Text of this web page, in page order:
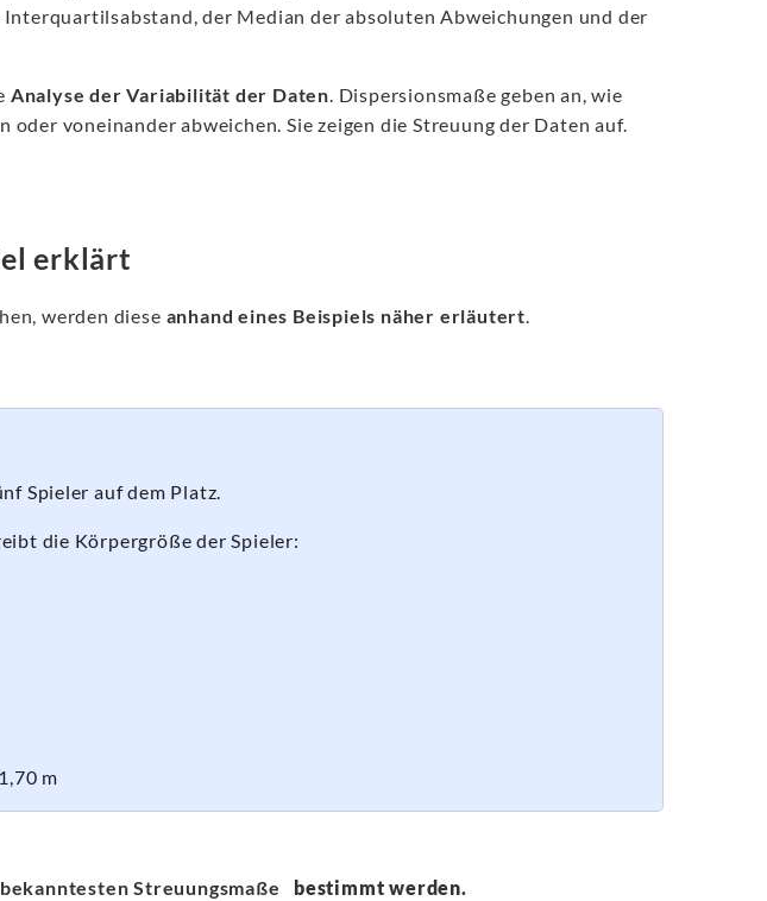
Interquartilsabstand, der Median der absoluten Abweichungen und der
Analyse der Variabilität der Daten . Dispersionsmaße geben an, wie
voneinander abweichen. Sie zeigen die Streuung der Daten auf.
erklärt
werden diese anhand eines Beispiels näher erläutert
Spieler auf dem Platz.
die Körpergröße der Spieler:
m
bekanntesten Streuungsmaße
bestimmt werden.